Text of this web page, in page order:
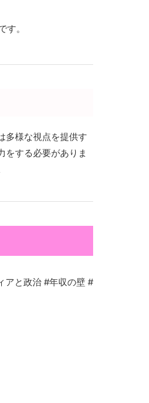
。
多様な視点を提供す
をする必要がありま
アと政治 #年収の壁 #